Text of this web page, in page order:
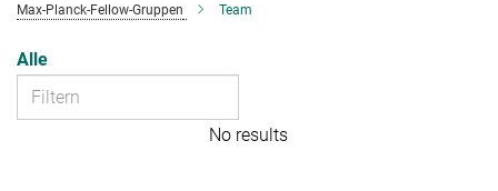
Max-Planck-Fellow-Gruppen Team
Alle
No results